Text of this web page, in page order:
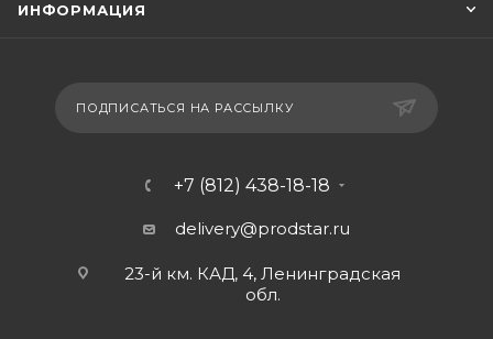
ИНФОРМАЦИЯ
ПОДПИСАТЬСЯ НА РАССЫЛКУ
+7 (812) 438-18-18
delivery@prodstar.ru
23-й км. КАД, 4, Ленинградская
обл.